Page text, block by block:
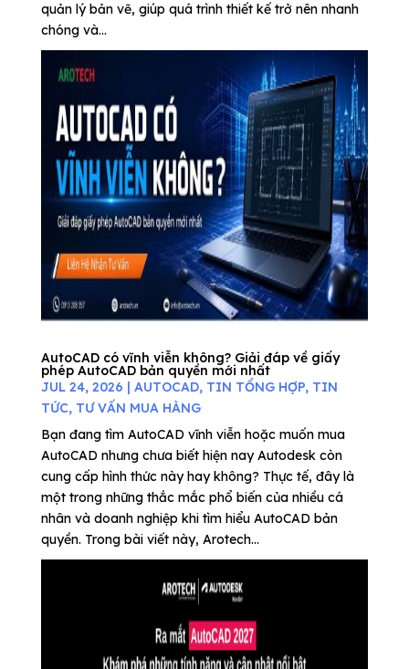
quản lý bản vẽ, giúp quá trình thiết kế trở nên nhanh
chóng và...
AutoCAD có vĩnh viễn không? Giải đáp về giấy
phép AutoCAD bản quyền mới nhất
JUL 24, 2026 | AUTOCAD, TIN TỔNG HỢP, TIN
TỨC, TƯ VẤN MUA HÀNG
Bạn đang tìm AutoCAD vĩnh viễn hoặc muốn mua
AutoCAD nhưng chưa biết hiện nay Autodesk còn
cung cấp hình thức này hay không? Thực tế, đây là
một trong những thắc mắc phổ biến của nhiều cá
nhân và doanh nghiệp khi tìm hiểu AutoCAD bản
quyền. Trong bài viết này, Arotech...